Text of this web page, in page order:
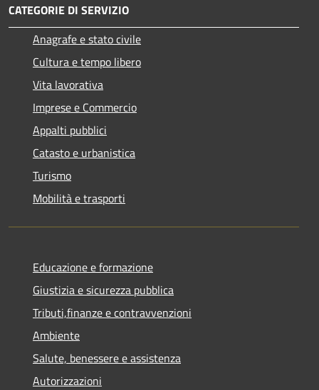
CATEGORIE DI SERVIZIO
Anagrafe e stato civile
Cultura e tempo libero
Vita lavorativa
Imprese e Commercio
Appalti pubblici
Catasto e urbanistica
Turismo
Mobilità e trasporti
Educazione e formazione
Giustizia e sicurezza pubblica
Tributi,finanze e contravvenzioni
Ambiente
Salute, benessere e assistenza
Autorizzazioni